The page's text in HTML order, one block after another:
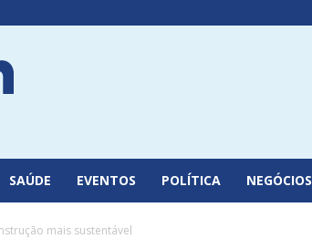
SAÚDE EVENTOS POLÍTICA NEGÓCIOS
mais sustentável